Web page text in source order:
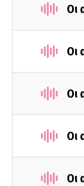
Οι
Οι
Οι
Οι
Οι